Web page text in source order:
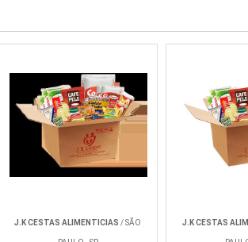
J.K CESTAS ALIMENTICIAS / SÃO J.K CESTAS